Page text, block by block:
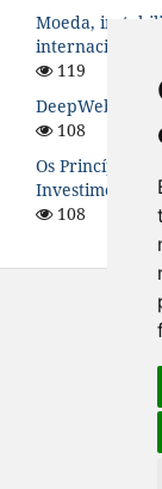
Moeda,
internacional
119
DeepWeb: O
108
Os Princípios
Investimento:
108